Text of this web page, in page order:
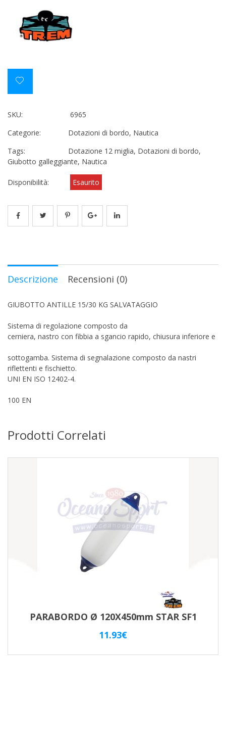
SKU:
6965
Categorie:
Dotazioni di bordo, Nautica
Tags:
Dotazione 12 miglia, Dotazioni di bordo,
Giubotto galleggiante, Nautica
Disponibilità: Esaurito
Descrizione Recensioni (0)
GIUBOTTO ANTILLE 15/30 KG SALVATAGGIO
Sistema di regolazione composto da
cerniera, nastro con fibbia a sgancio rapido, chiusura inferiore e
sottogamba. Sistema di segnalazione composto da nastri
riflettenti e fischietto.
UNI EN ISO 12402-4.
100 EN
Prodotti Correlati
PARABORDO Ø 120X450mm STAR SF1
11.93€